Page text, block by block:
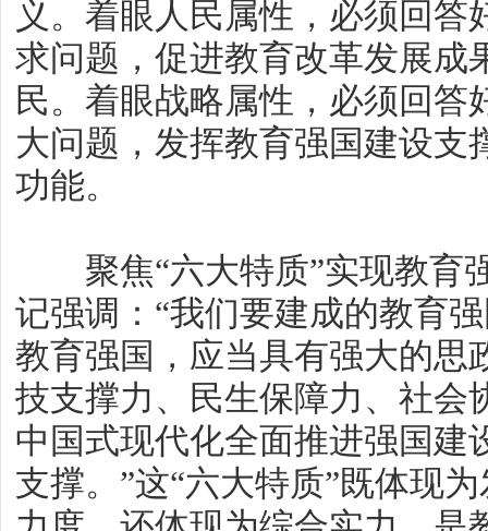
义。着眼人民属性，必须回
求问题，促进教育改革发展成
民。着眼战略属性，必须回答
大问题，发挥教育强国建设支
功能。
聚焦“六大特质”实现教育
记强调：“我们要建成的教育
教育强国，应当具有强大的思
技支撑力、民生保障力、社会
中国式现代化全面推进强国建
支撑。”这“六大特质”既体现